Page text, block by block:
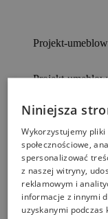
Projekt-
Projekt-
Niniejsza
Wykorzystujemy
społecznościowe,
spersonalizować
z naszej witryny,
reklamowym i
informacje z innymi
uzyskanymi podczas